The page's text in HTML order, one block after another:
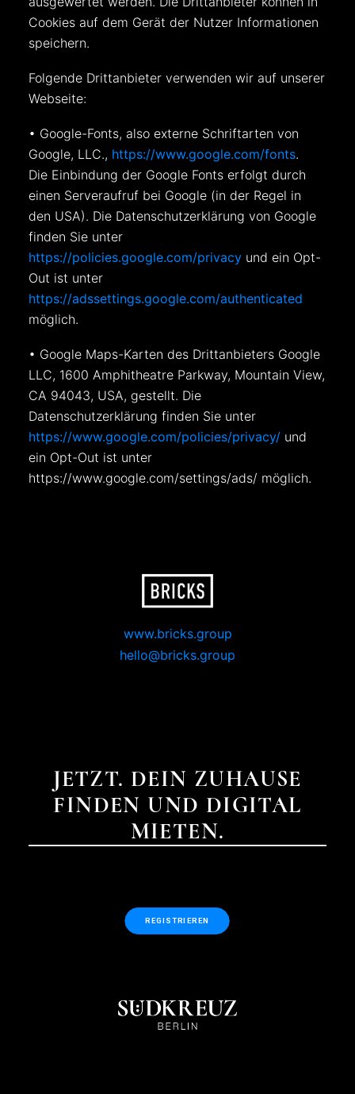
Cookies auf dem Gerät der Nutzer Informationen
speichern.
Folgende Drittanbieter verwenden wir auf unserer
Webseite:
• Google-Fonts, also externe Schriftarten von
Google, LLC., https://www.google.com/fonts.
Die Einbindung der Google Fonts erfolgt durch
einen Serveraufruf bei Google (in der Regel in
den USA). Die Datenschutzerklärung von Google
finden Sie unter
https://policies.google.com/privacy und ein Opt-
Out ist unter
https://adssettings.google.com/authenticated
möglich.
• Google Maps-Karten des Drittanbieters Google
LLC, 1600 Amphitheatre Parkway, Mountain View,
CA 94043, USA, gestellt. Die
Datenschutzerklärung finden Sie unter
https://www.google.com/policies/privacy/ und
ein Opt-Out ist unter
https://www.google.com/settings/ads/ möglich.
www.bricks.group
hello@bricks.group
JETZT. DEIN ZUHAUSE
FINDEN UND DIGITAL
MIETEN.
REGISTRIEREN